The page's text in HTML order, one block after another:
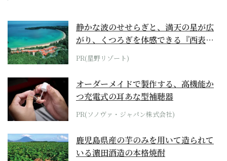
静かな波のせせらぎと、満天の星が広
がり、くつろぎを体感できる『西表島
ホテル by...
PR(星野リゾート)
オーダーメイドで製作する、高機能か
つ充電式の耳あな型補聴器
PR(ソノヴァ・ジャパン株式会社)
鹿児島県産の芋のみを用いて造られて
いる濵田酒造の本格焼酎